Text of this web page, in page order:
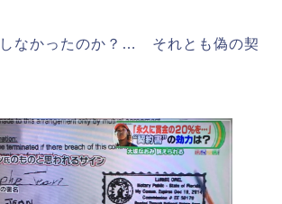
なかったのか？… それとも偽の契